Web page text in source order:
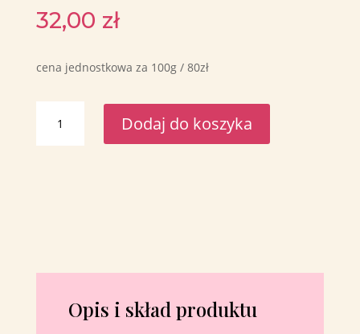
32,00 zł
cena jednostkowa za 100g / 80zł
Maliny
liofilizowane
Dodaj do koszyka
Opis i skład produktu